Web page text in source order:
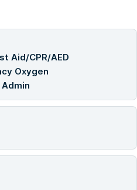
Aid/CPR/AED
Oxygen
Admin